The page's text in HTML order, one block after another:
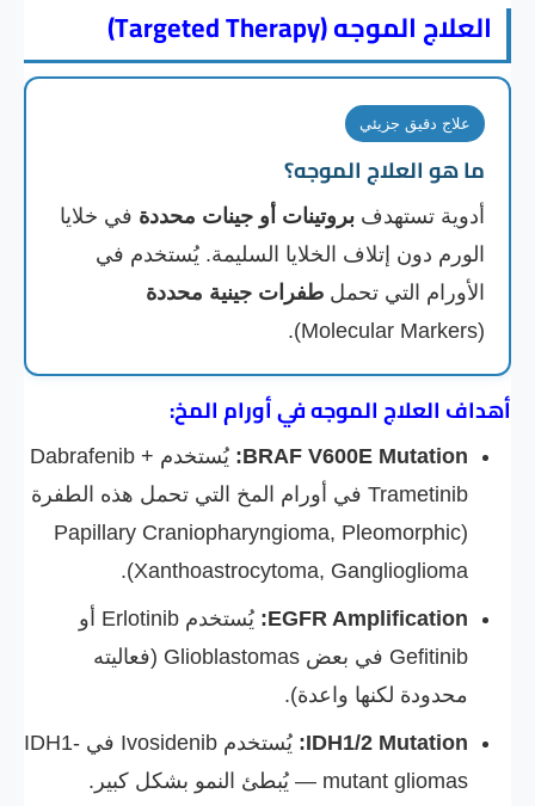
العلاج الموجه (Targeted Therapy)
علاج دقيق جزيئي
ما هو العلاج الموجه؟
أدوية تستهدف بروتينات أو جينات محددة في خلايا
الورم دون إتلاف الخلايا السليمة. يُستخدم في
الأورام التي تحمل طفرات جينية محددة
(Molecular Markers).
أهداف العلاج الموجه في أورام المخ:
BRAF V600E Mutation:
يُستخدم Dabrafenib +
Trametinib في أورام المخ التي تحمل هذه الطفرة
(Papillary Craniopharyngioma, Pleomorphic
Xanthoastrocytoma, Ganglioglioma).
EGFR Amplification:
يُستخدم Erlotinib أو
Gefitinib في بعض Glioblastomas (فعاليته
محدودة لكنها واعدة).
IDH1/2 Mutation:
يُستخدم Ivosidenib في IDH1-
mutant gliomas — يُبطئ النمو بشكل كبير.